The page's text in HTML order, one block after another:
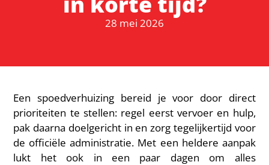
28 mei 2026
Een spoedverhuizing bereid je voor door direct
prioriteiten te stellen: regel eerst vervoer en hulp,
pak daarna doelgericht in en zorg tegelijkertijd voor
de officiële administratie. Met een heldere aanpak
lukt het ook in een paar dagen om alles